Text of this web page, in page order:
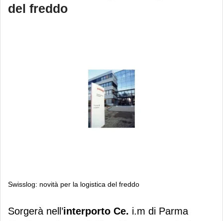
del freddo
Swisslog: novità per la logistica del freddo
Swisslog: novità per la logistica del
Sorgerà nell’interporto Ce. i.m di Parma